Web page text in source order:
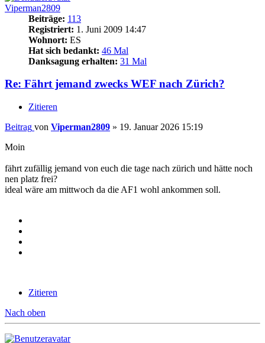
Viperman2809
Beiträge: 113
Registriert: 1. Juni 2009 14:47
Wohnort: ES
Hat sich bedankt: 46 Mal
Danksagung erhalten: 31 Mal
Re: Fährt jemand zwecks WEF nach Zürich?
Zitieren
Beitrag von Viperman2809 » 19. Januar 2026 15:19
Moin
fährt zufällig jemand von euch die tage nach zürich und hätte noch
nen platz frei?
ideal wäre am mittwoch da die AF1 wohl ankommen soll.
Zitieren
Nach oben